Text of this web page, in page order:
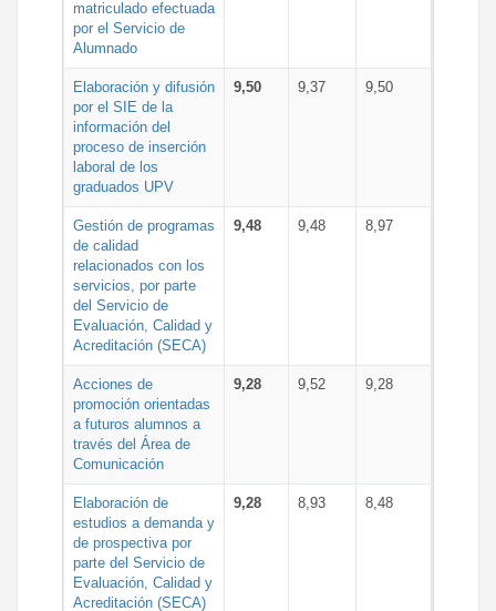
matriculado efectuada
por el Servicio de
Alumnado
Elaboración y difusión
por el SIE de la
información del
proceso de inserción
laboral de los
graduados UPV
9,50 9,37 9,50
Gestión de programas
de calidad
relacionados con los
servicios, por parte
del Servicio de
Evaluación, Calidad y
Acreditación (SECA)
9,48 9,48 8,97
Acciones de
promoción orientadas
a futuros alumnos a
través del Área de
Comunicación
9,28 9,52 9,28
Elaboración de
estudios a demanda y
de prospectiva por
parte del Servicio de
Evaluación, Calidad y
Acreditación (SECA)
9,28 8,93 8,48